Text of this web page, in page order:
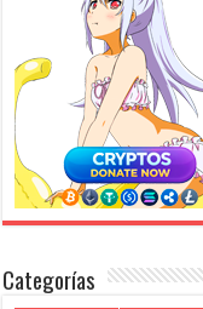
Categorías